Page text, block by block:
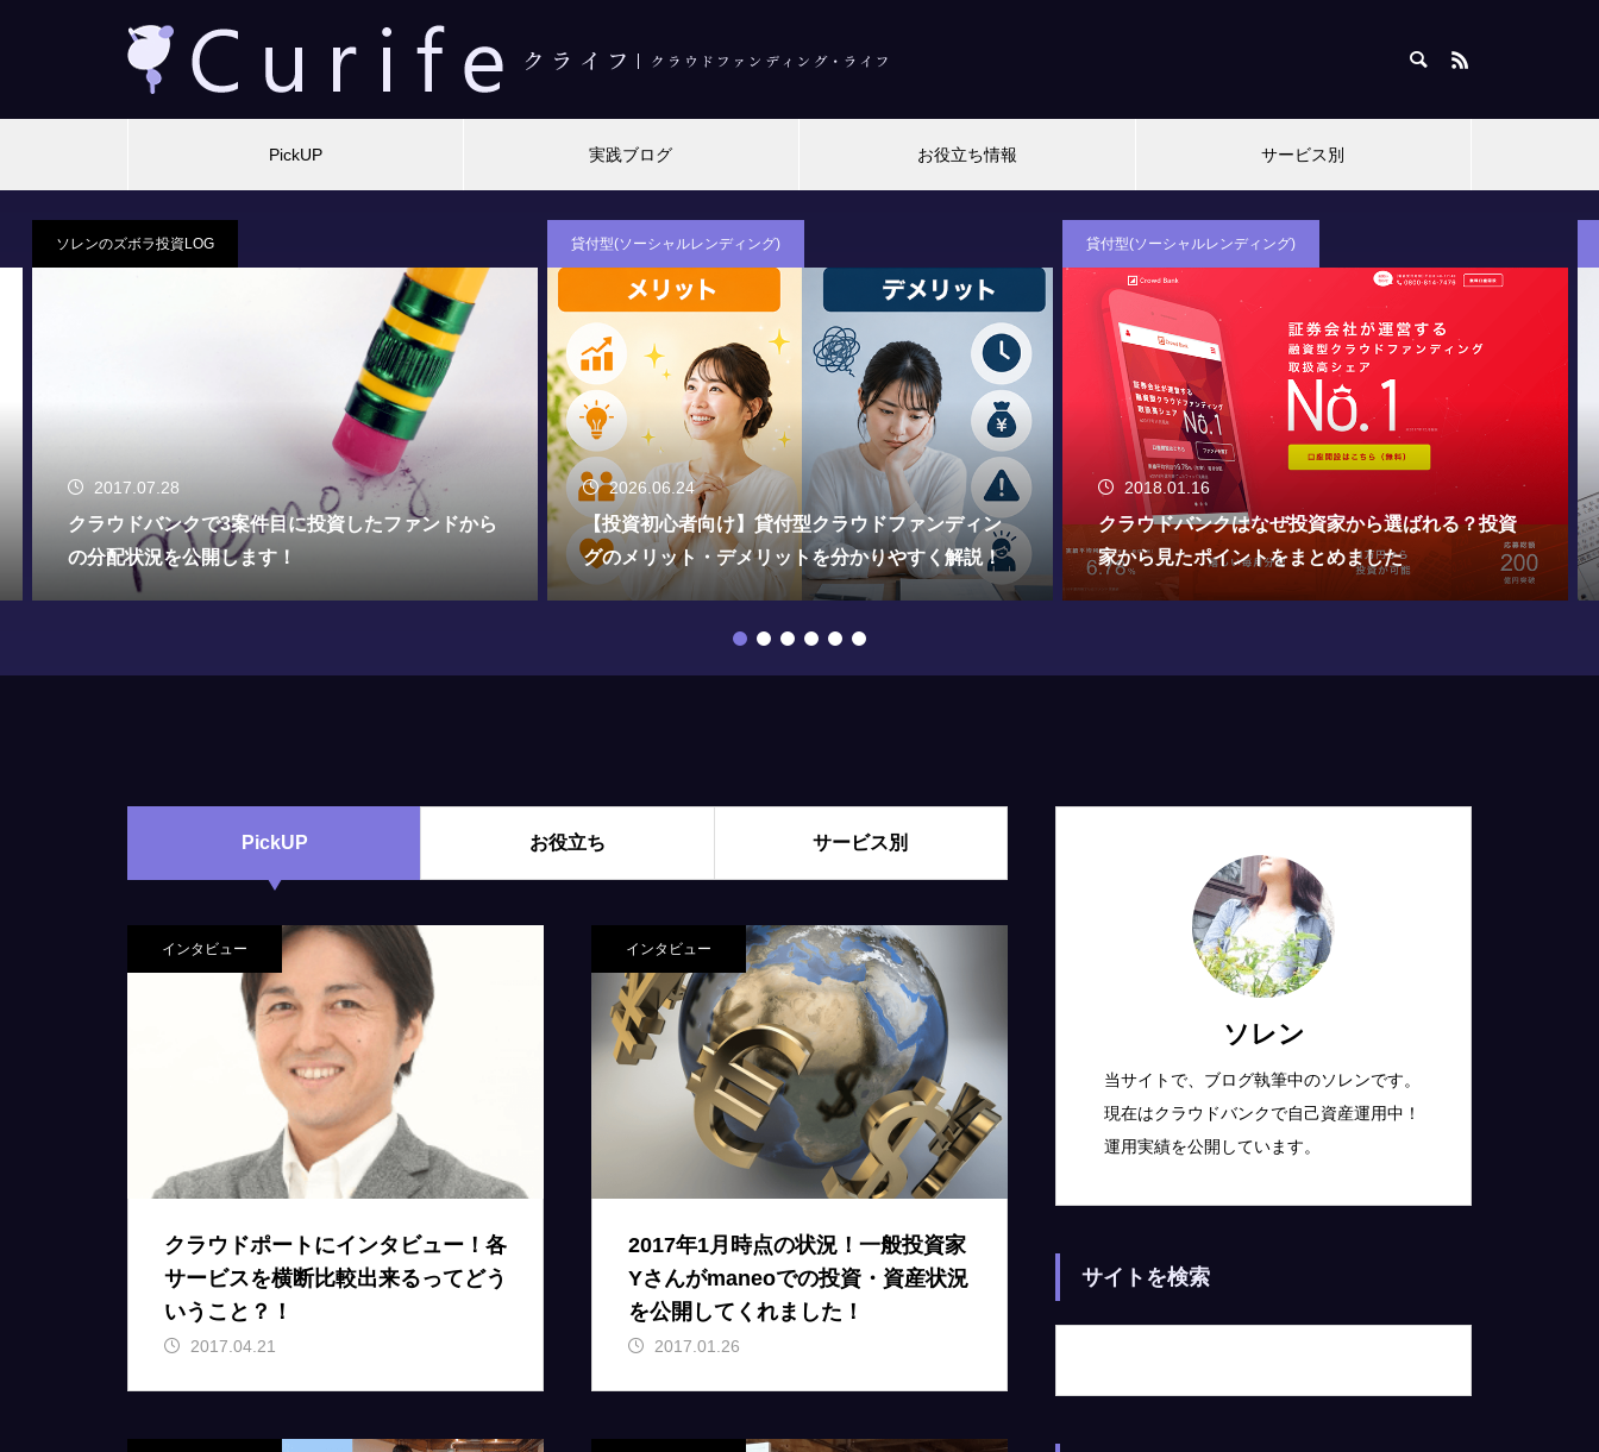
PickUP 実践ブログ お役立ち情報 サービス別
貸付型(ソーシャルレンディング)
2026.06.24
【投資初心者向け】貸付型クラウドファンディン
グのメリット・デメリットを分かりやすく解説！
貸付型(ソーシャルレンディング)
2018.01.16
クラウドバンクはなぜ投資家から選ばれる？投資
家から見たポイントをまとめました
よくある質問
2017.11.16
ソーシャルレンディングで20万円以上の利益が出
たら確定申告が必要です！
PickUP お役立ち サービス別
インタビュー
クラウドポートにインタビュー！各
サービスを横断比較出来るってどう
いうこと？！
2017.04.21
インタビュー
2017年1月時点の状況！一般投資家
Yさんがmaneoでの投資・資産状況
を公開してくれました！
2017.01.26
ソレン
当サイトで、ブログ執筆中のソレンです。
現在はクラウドバンクで自己資産運用中！
運用実績を公開しています。
サイトを検索